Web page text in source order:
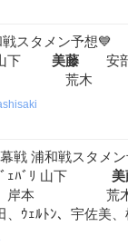
戦スタメン予
山下 美藤 安部
本 荒木
幕戦 浦和戦ス
ﾞｪﾊﾞﾘ 山下 美
岸本 荒木 一
、ｳｪﾙﾄﾝ、宇佐美